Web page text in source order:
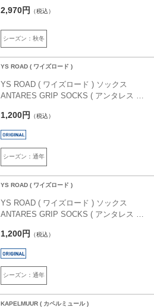
2,970円 （税込）
シーズン：秋冬
YS ROAD ( ワイズロード )
YS ROAD ( ワイズロード ) ソックス
ANTARES GRIP SOCKS ( アンタレス グ
1,200円 （税込）
シーズン：通年
YS ROAD ( ワイズロード )
YS ROAD ( ワイズロード ) ソックス
ANTARES GRIP SOCKS ( アンタレス グ
1,200円 （税込）
シーズン：通年
KAPELMUUR ( カペルミュール )